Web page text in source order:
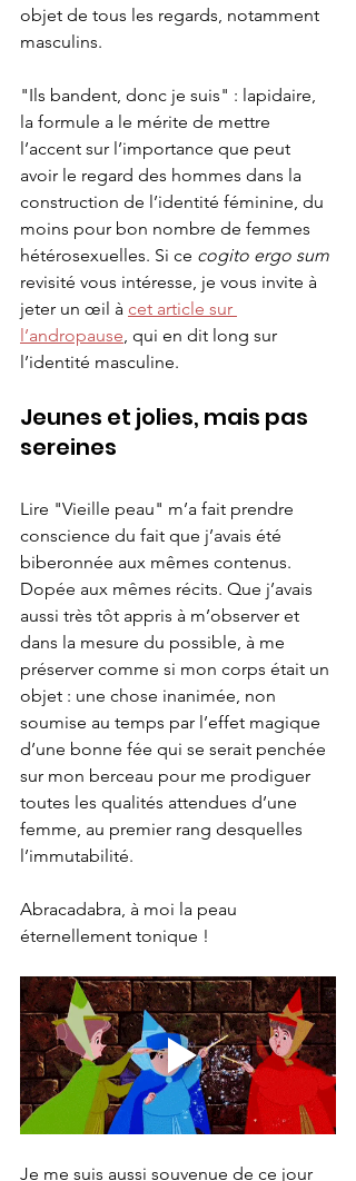
objet de tous les regards, notamment
masculins.
"Ils bandent, donc je suis" : lapidaire,
la formule a le mérite de mettre
l’accent sur l’importance que peut
avoir le regard des hommes dans la
construction de l’identité féminine, du
moins pour bon nombre de femmes
hétérosexuelles. Si ce cogito ergo sum
revisité vous intéresse, je vous invite à
jeter un œil à cet article sur
l’andropause , qui en dit long sur
l’identité masculine.
Jeunes et jolies, mais pas
sereines
Lire "Vieille peau" m’a fait prendre
conscience du fait que j’avais été
biberonnée aux mêmes contenus.
Dopée aux mêmes récits. Que j’avais
aussi très tôt appris à m’observer et
dans la mesure du possible, à me
préserver comme si mon corps était un
objet : une chose inanimée, non
soumise au temps par l’effet magique
d’une bonne fée qui se serait penchée
sur mon berceau pour me prodiguer
toutes les qualités attendues d’une
femme, au premier rang desquelles
l’immutabilité.
Abracadabra, à moi la peau
éternellement tonique !
Je me suis aussi souvenue de ce jour